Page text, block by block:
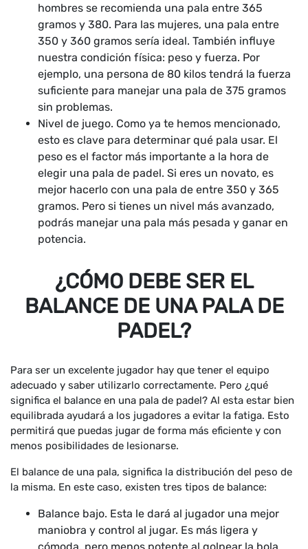
hombres se recomienda una pala entre 365
gramos y 380. Para las mujeres, una pala entre
350 y 360 gramos sería ideal. También influye
nuestra condición física: peso y fuerza. Por
ejemplo, una persona de 80 kilos tendrá la fuerza
suficiente para manejar una pala de 375 gramos
sin problemas.
Nivel de juego. Como ya te hemos mencionado,
esto es clave para determinar qué pala usar. El
peso es el factor más importante a la hora de
elegir una pala de padel. Si eres un novato, es
mejor hacerlo con una pala de entre 350 y 365
gramos. Pero si tienes un nivel más avanzado,
podrás manejar una pala más pesada y ganar en
potencia.
¿CÓMO DEBE SER EL
BALANCE DE UNA PALA DE
PADEL?
Para ser un excelente jugador hay que tener el equipo
adecuado y saber utilizarlo correctamente. Pero ¿qué
significa el balance en una pala de padel? Al esta estar bien
equilibrada ayudará a los jugadores a evitar la fatiga. Esto
permitirá que puedas jugar de forma más eficiente y con
menos posibilidades de lesionarse.
El balance de una pala, significa la distribución del peso de
la misma. En este caso, existen tres tipos de balance:
Balance bajo. Esta le dará al jugador una mejor
maniobra y control al jugar. Es más ligera y